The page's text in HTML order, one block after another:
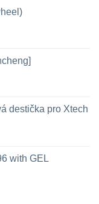
destička pro Xtech
with GEL